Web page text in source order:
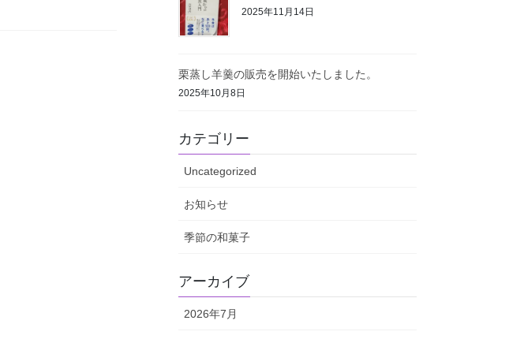
2025年11月14日
栗蒸し羊羹の販売を開始いたしました。
2025年10月8日
カテゴリー
Uncategorized
お知らせ
季節の和菓子
アーカイブ
2026年7月